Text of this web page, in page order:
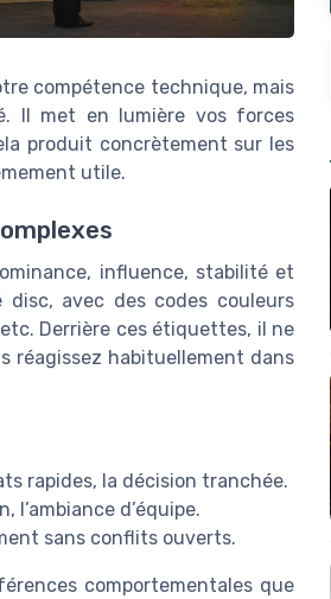
compétence technique, mais
Il met en lumière vos forces
produit concrètement sur les
utile.
influence, stabilité et
avec des codes couleurs
Derrière ces étiquettes, il ne
réagissez habituellement dans
rapides, la décision tranchée.
d’équipe.
sans conflits ouverts.
comportementales que